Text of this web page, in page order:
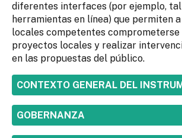
diferentes interfaces (por ejemplo,
herramientas en línea) que permiten
locales competentes comprometerse
proyectos locales y realizar
en las propuestas del público.
SHOW
CONTEXTO GENERAL DEL
SHOW
GOBERNANZA